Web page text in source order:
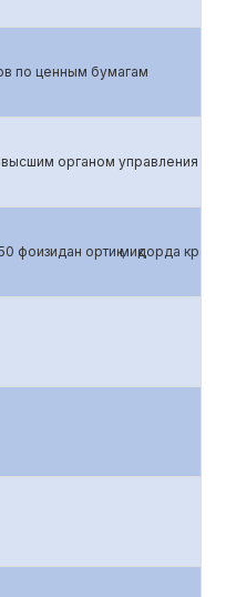
по ценным бумагам
органом управления
фоизидан ортиқ миқдорда